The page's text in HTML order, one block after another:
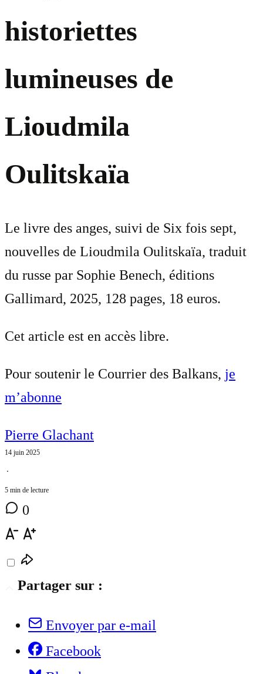
historiettes
lumineuses de
Lioudmila
Oulitskaïa
Le livre des anges, suivi de Six fois sept,
nouvelles de Lioudmila Oulitskaïa, traduit
du russe par Sophie Benech, éditions
Gallimard, 2025, 128 pages, 18 euros.
Cet article est en accès libre.
Pour soutenir le Courrier des Balkans, je
m’abonne
Pierre Glachant
14 juin 2025
⋅
5 min de lecture
0
Partager sur :
Envoyer par e-mail
Facebook